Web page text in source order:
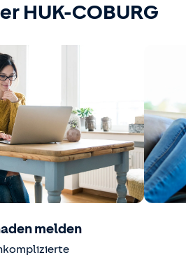
HUK-COBURG
melden